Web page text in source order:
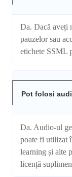
Da. Dacă aveți
pauzelor sau
etichete SSML
Pot folosi
Da. Audio-ul
poate fi utilizat
learning și alte
licență